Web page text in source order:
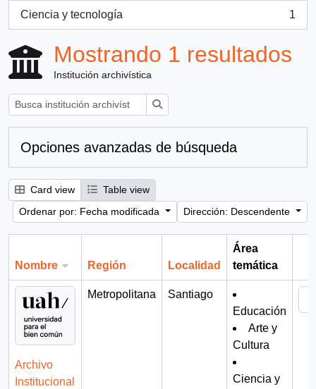
Ciencia y tecnología
, 1 resultados
1
Mostrando 1 resultados
Institución archivística
Opciones avanzadas de búsqueda
Card view
Table view
Ordenar por: Fecha modificada
Dirección: Descendente
Nombre Región Localidad
Área
temática
Archivo
Institucional
Metropolitana
Santiago
Educación
Arte y
Cultura
Ciencia y